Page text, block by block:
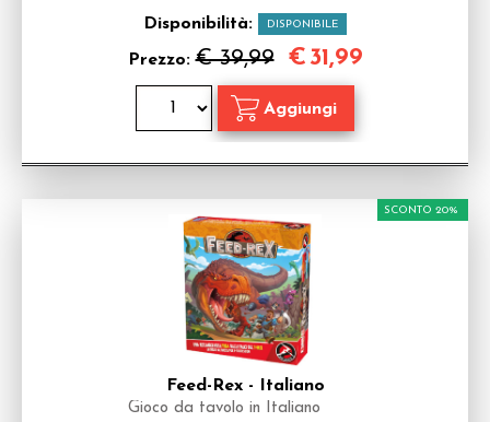
Disponibilità: DISPONIBILE
Prezzo:€ 39,99 € 31,99
Feed-Rex - Italiano
Gioco da tavolo in Italiano
SCONTO 20%